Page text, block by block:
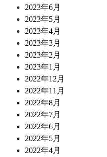
2023年6月
2023年5月
2023年4月
2023年3月
2023年2月
2023年1月
2022年12月
2022年11月
2022年8月
2022年7月
2022年6月
2022年5月
2022年4月